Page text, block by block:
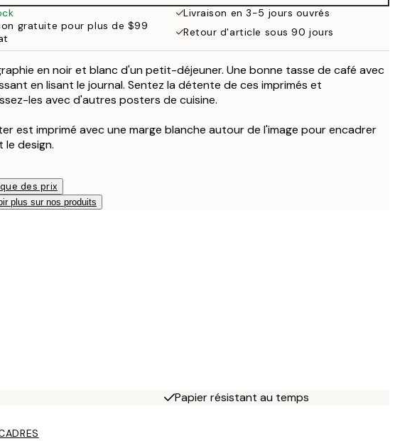
$97.95
Livraison en 3-5 jours ouvrés
gratuite pour plus de $99
Retour d'article sous 90 jours
en noir et blanc d'un petit-déjeuner. Une bonne tasse de café avec
en lisant le journal. Sentez la détente de ces imprimés et
les avec d'autres posters de cuisine.
est imprimé avec une marge blanche autour de l'image pour encadrer
le design.
des prix
plus sur nos produits
Papier résistant au temps